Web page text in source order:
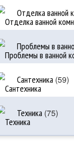
Отделка ванной
Проблемы в
Сантехника (59)
Техника (75)